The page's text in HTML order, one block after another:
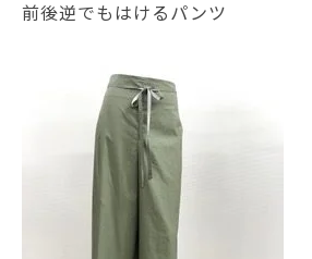
前後逆でもはけるパンツ